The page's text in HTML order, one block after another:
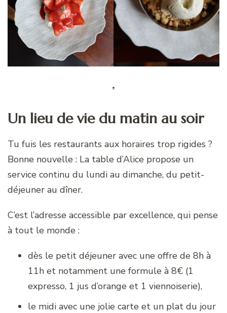
Un lieu de vie du matin au soir
Tu fuis les restaurants aux horaires trop rigides ?
Bonne nouvelle : La table d’Alice propose un
service continu du lundi au dimanche, du petit-
déjeuner au dîner.
C’est l’adresse accessible par excellence, qui pense
à tout le monde :
dès le petit déjeuner avec une offre de 8h à
11h et notamment une formule à 8€ (1
expresso, 1 jus d’orange et 1 viennoiserie),
le midi avec une jolie carte et un plat du jour